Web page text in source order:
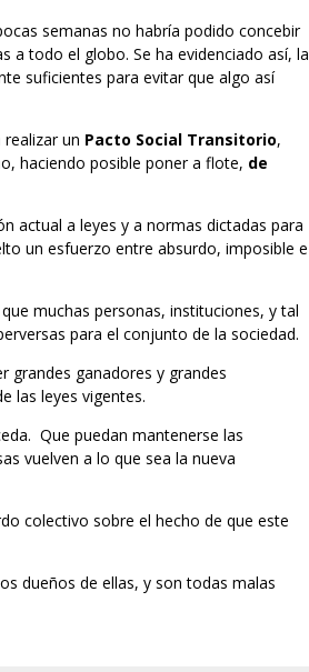
semanas no habría podido concebir
a todo el globo. Se ha evidenciado así, la
suficientes para evitar que algo así
un Pacto Social Transitorio,
haciendo posible poner a flote, de
actual a leyes y a normas dictadas para
un esfuerzo entre absurdo, imposible e
muchas personas, instituciones, y tal
para el conjunto de la sociedad.
grandes ganadores y grandes
las leyes vigentes.
Que puedan mantenerse las
vuelven a lo que sea la nueva
colectivo sobre el hecho de que este
dueños de ellas, y son todas malas